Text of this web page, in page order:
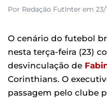
Por Redação FutInter em 23/
O cenário do futebol
nesta terça-feira (23)
desvinculação de
Corinthians. O
passagem pelo clube